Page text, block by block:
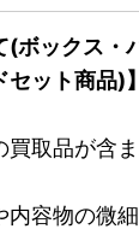
(ボックス・
ット商品)】
買取品が含
内容物の微